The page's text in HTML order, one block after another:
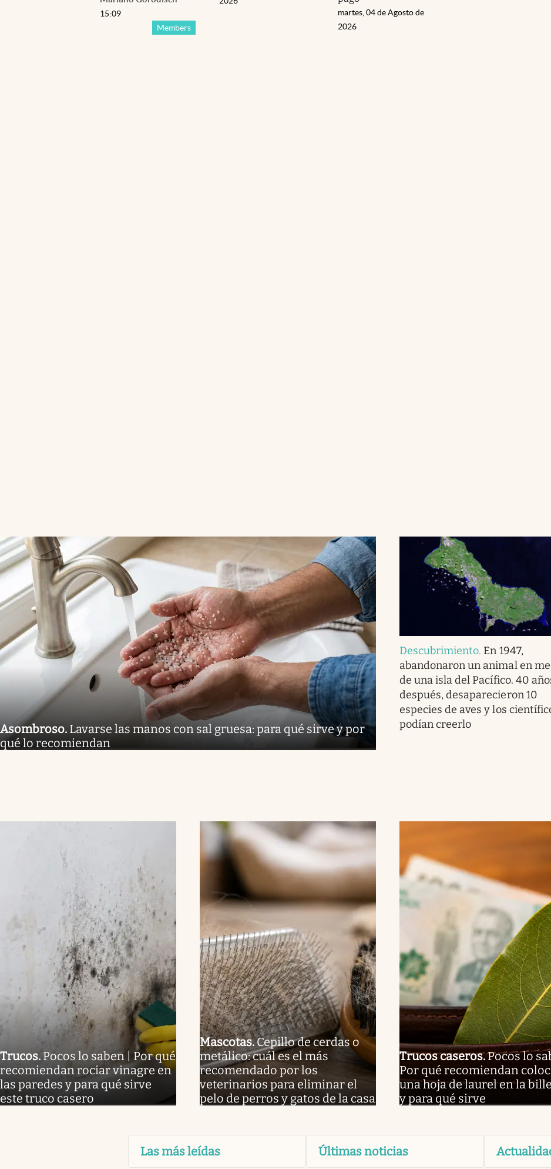
Members
15:09
martes, 04 de Agosto de
2026
Asombroso. Lavarse las manos con sal gruesa: para qué sirve y por
qué lo recomiendan
Descubrimiento. En 1947,
abandonaron un animal en
de una isla del Pacífico. 40
después, desaparecieron 10
especies de aves y los
podían creerlo
Trucos.Pocos lo saben | Por qué
recomiendan rociar vinagre en
las paredes y para qué sirve
este truco casero
Mascotas.Cepillo de cerdas o
metálico: cuál es el más
recomendado por los
veterinarios para eliminar el
pelo de perros y gatos de la casa
Trucos caseros.Pocos lo
Por qué recomiendan
una hoja de laurel en la
y para qué sirve
Las más leídas Últimas noticias